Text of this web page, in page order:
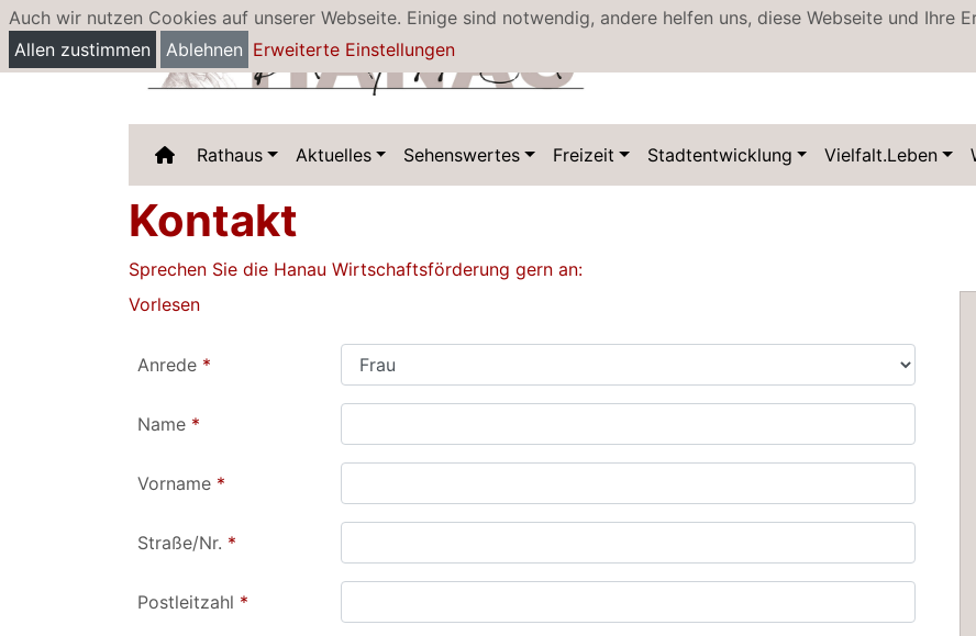
Auch wir nutzen Cookies auf unserer Webseite. Einige sind notwendig, andere helfen uns, diese Webseite und Ihre
Allen zustimmen
Ablehnen Erweiterte Einstellungen
Rathaus Aktuelles Sehenswertes Freizeit Stadtentwicklung Vielfalt.Leben
Kontakt
Sprechen Sie die Hanau Wirtschaftsförderung gern an:
Vorlesen
Anrede *
Name *
Vorname *
Straße/Nr. *
Postleitzahl *